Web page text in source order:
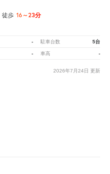
徒歩 16～23分
- 駐車台数 5台
- 車高 -
2026年7月24日 更新